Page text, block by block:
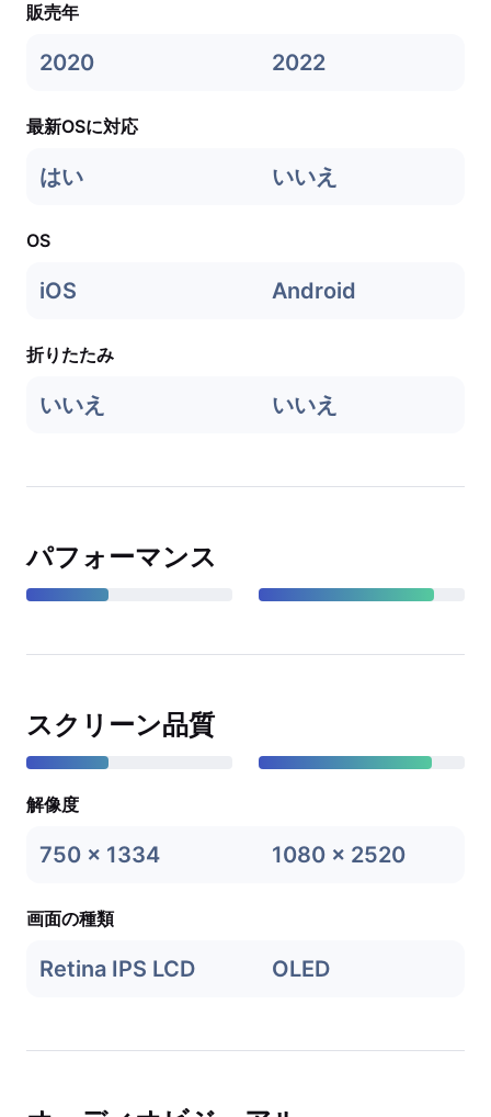
販売年
2020 2022
最新OSに対応
はい いいえ
OS
iOS Android
折りたたみ
いいえ いいえ
パフォーマンス
スクリーン品質
解像度
750 x 1334 1080 x 2520
画面の種類
Retina IPS LCD OLED